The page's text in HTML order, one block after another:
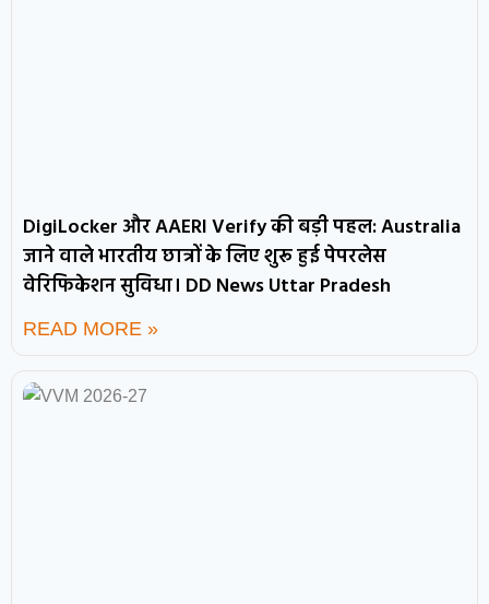
DigiLocker और AAERI Verify की बड़ी पहल: Australia
जाने वाले भारतीय छात्रों के लिए शुरू हुई पेपरलेस
वेरिफिकेशन सुविधा। DD News Uttar Pradesh
READ MORE »